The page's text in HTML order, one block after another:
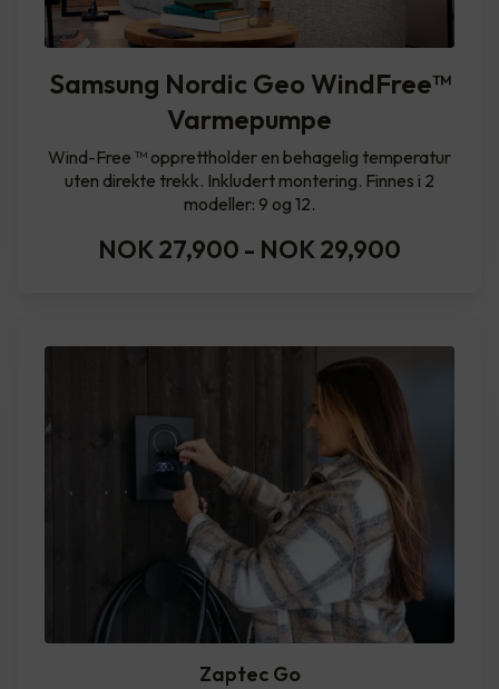
Samsung Nordic Geo WindFree™️
Varmepumpe
Wind-Free ™ opprettholder en behagelig temperatur
uten direkte trekk. Inkludert montering. Finnes i 2
modeller: 9 og 12.
NOK 27,900 - NOK 29,900
Zaptec Go